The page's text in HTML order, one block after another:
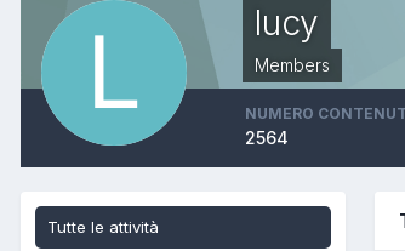
lucy
Members
NUMERO
2564
Tutte le attività